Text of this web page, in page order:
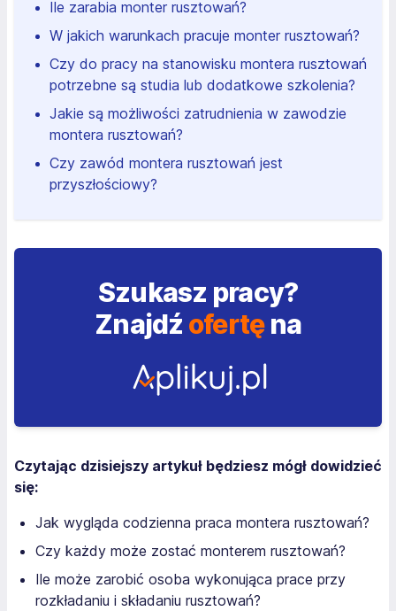
Ile zarabia monter rusztowań?
W jakich warunkach pracuje monter rusztowań?
Czy do pracy na stanowisku montera rusztowań
potrzebne są studia lub dodatkowe szkolenia?
Jakie są możliwości zatrudnienia w zawodzie
montera rusztowań?
Czy zawód montera rusztowań jest
przyszłościowy?
Szukasz pracy?
Znajdź ofertęna
Czytając dzisiejszy artykuł będziesz mógł dowidzieć
się:
Jak wygląda codzienna praca montera rusztowań?
Czy każdy może zostać monterem rusztowań?
Ile może zarobić osoba wykonująca prace przy
rozkładaniu i składaniu rusztowań?